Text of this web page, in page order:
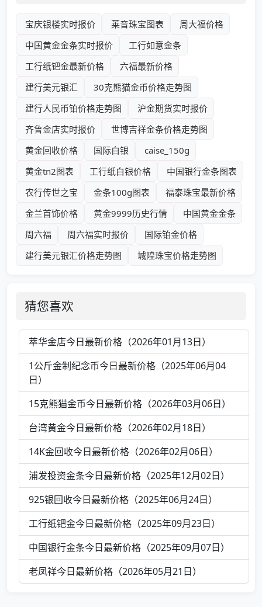
宝庆银楼实时报价 莱音珠宝图表
周大福价格
中国黄金金条实时报价
工行如意金条
工行纸钯金最新价格
六福最新价格
建行美元银汇
30克熊猫金币价格走势图
建行人民币铂价格走势图
沪金期货实时报价
齐鲁金店实时报价
世博吉祥金条价格走势图
黄金回收价格
国际白银
caise_150g
黄金tn2图表
工行纸白银价格
中国银行金条图表
农行传世之宝
金条100g图表
福泰珠宝最新价格
金兰首饰价格
黄金9999历史行情
中国黄金金条
周六福
周六福实时报价
国际铂金价格
建行美元银汇价格走势图
城隍珠宝价格走势图
猜您喜欢
萃华金店今日最新价格（2026年01月13日）
1公斤金制纪念币今日最新价格（2025年06月04
日）
15克熊猫金币今日最新价格（2026年03月06日）
台湾黄金今日最新价格（2026年02月18日）
14K金回收今日最新价格（2026年02月06日）
浦发投资金条今日最新价格（2025年12月02日）
925银回收今日最新价格（2025年06月24日）
工行纸钯金今日最新价格（2025年09月23日）
中国银行金条今日最新价格（2025年09月07日）
老凤祥今日最新价格（2026年05月21日）